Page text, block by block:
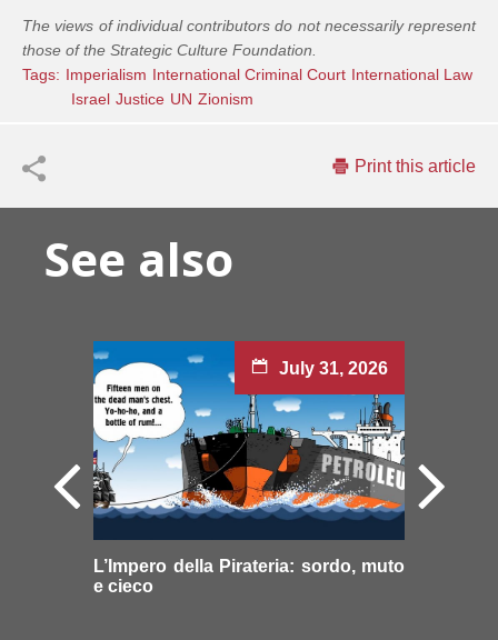
The views of individual contributors do not necessarily represent
those of the Strategic Culture Foundation.
Tags: Imperialism International Criminal Court International Law
Israel Justice UN Zionism
Print this article
See also
July 31, 2026
L’Impero della Pirateria: sordo, muto
e cieco